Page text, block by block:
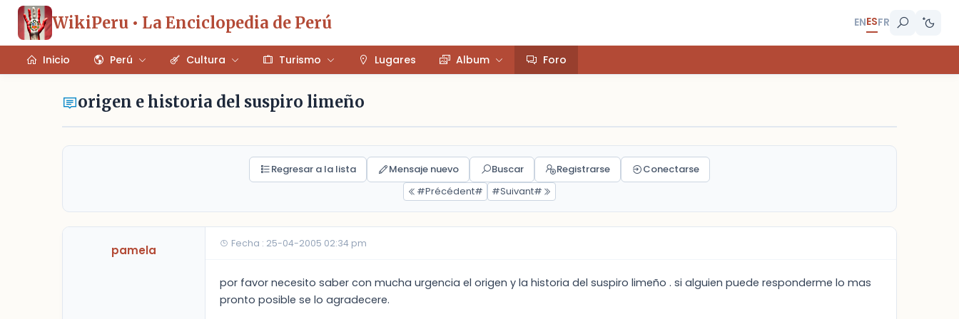
WikiPeru • La Enciclopedia de Perú ENESFR
Inicio Perú Cultura Turismo Lugares Album Foro
origen e historia del suspiro limeño
Regresar a la lista Mensaje nuevo Buscar Registrarse
Conectarse
#Précédent#
#Suivant#
pamela Fecha : 25-04-2005 02:34 pm
por favor necesito saber con mucha urgencia el origen y la historia del suspiro limeño . si alguien puede responderme lo mas
pronto posible se lo agradecere.